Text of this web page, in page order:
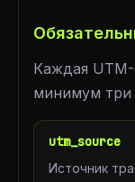
Каждая
минимум три
utm_source
Источник